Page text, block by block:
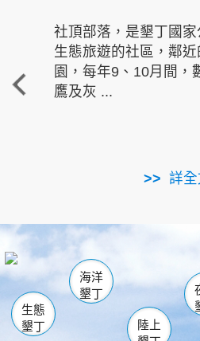
社頂部落，是墾丁國
生態旅遊的社區，鄰
園，每年9、10月間，
鷹及灰 ...
詳全
海生館
恆春
龍鑾潭自然中心
瓊麻館
關山 墾管
白砂
生態
墾丁
海洋
墾丁
陸上